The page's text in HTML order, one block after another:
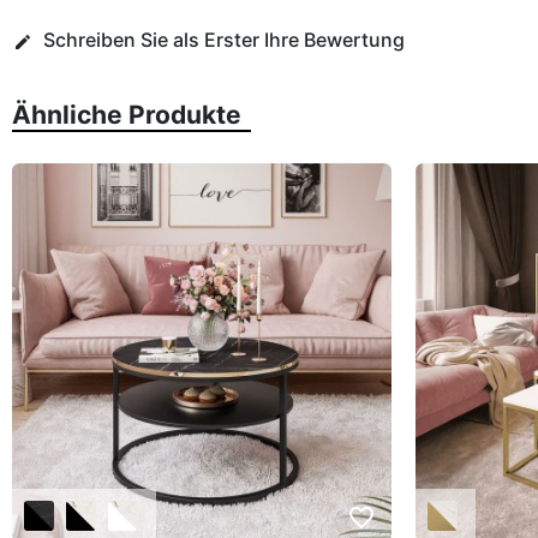
edit Schreiben Sie als Erster Ihre Bewertung
Ähnliche Produkte
favorite_border